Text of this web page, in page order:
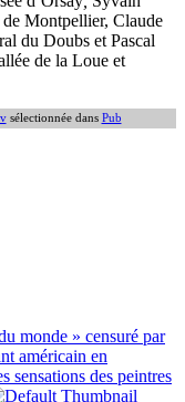
Montpellier, Claude
du Doubs et Pascal
de la Loue et
sélectionnée dans Pub
monde » censuré par
américain en
sensations des peintres